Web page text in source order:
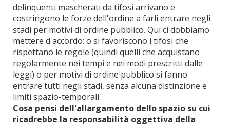
delinquenti mascherati da tifosi arrivano e
costringono le forze dell'ordine a farli entrare negli
stadi per motivi di ordine pubblico. Qui ci dobbiamo
mettere d'accordo: o si favoriscono i tifosi che
rispettano le regole (quindi quelli che acquistano
regolarmente nei tempi e nei modi prescritti dalle
leggi) o per motivi di ordine pubblico si fanno
entrare tutti negli stadi, senza alcuna distinzione e
limiti spazio-temporali.
Cosa pensi dell'allargamento dello spazio su cui
ricadrebbe la responsabilità oggettiva della